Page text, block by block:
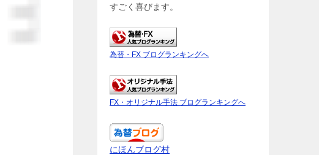
すごく喜びます。
為替・FX ブログランキングへ
FX・オリジナル手法 ブログランキングへ
にほんブログ村